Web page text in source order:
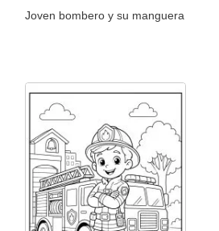
Joven bombero y su manguera